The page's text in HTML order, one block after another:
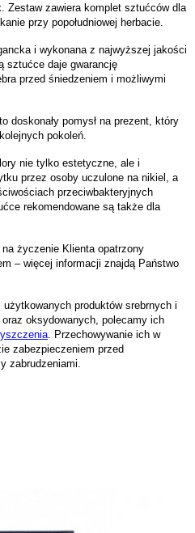
Zestaw zawiera komplet sztućców dla
przy popołudniowej herbacie.
i wykonana z najwyższej jakości
sztućce daje gwarancję
przed śniedzeniem i możliwymi
doskonały pomysł na prezent, który
pokoleń.
nie tylko estetyczne, ale i
przez osoby uczulone na nikiel, a
przeciwbakteryjnych
rekomendowane są także dla
życzenie Klienta opatrzony
– więcej informacji znajdą Państwo
produktów srebrnych i
oksydowanych, polecamy ich
. Przechowywanie ich w
zabezpieczeniem przed
zabrudzeniami.